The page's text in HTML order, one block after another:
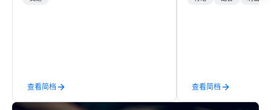
partner network. We are committed to
delivering high-quality ground
查看简档 查看简档